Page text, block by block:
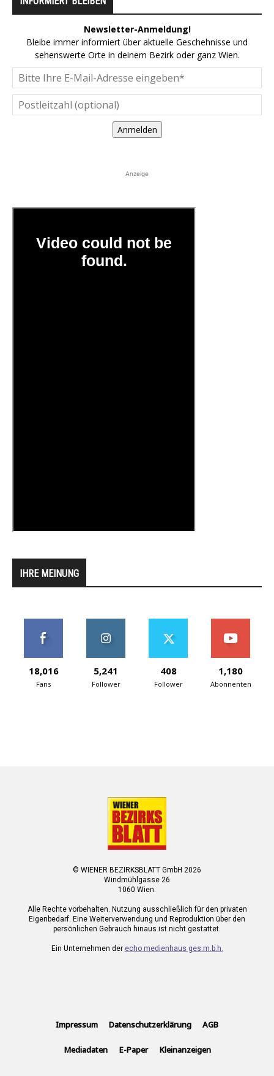
Newsletter-Anmeldung!
Bleibe immer informiert über aktuelle Geschehnisse und
sehenswerte Orte in deinem Bezirk oder ganz Wien.
Anmelden
Anzeige
IHRE MEINUNG
18,016
Fans
5,241
Follower
408
Follower
1,180
Abonnenten
© WIENER BEZIRKSBLATT GmbH 2026
Windmühlgasse 26
1060 Wien.
Alle Rechte vorbehalten. Nutzung ausschließlich für den privaten
Eigenbedarf. Eine Weiterverwendung und Reproduktion über den
persönlichen Gebrauch hinaus ist nicht gestattet.
Ein Unternehmen der echo medienhaus ges.m.b.h.
Impressum Datenschutzerklärung AGB
Mediadaten E-Paper Kleinanzeigen